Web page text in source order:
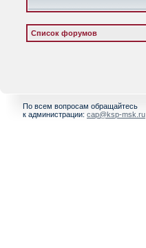
Список форумов
По всем вопросам обращайтесь
к администрации: cap@ksp-msk.ru